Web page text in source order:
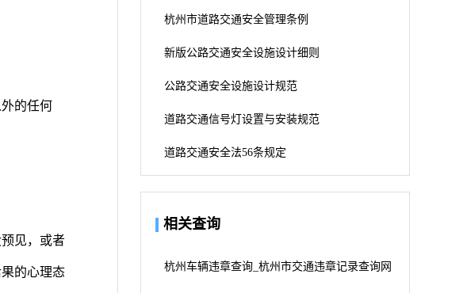
的任何
见，或者
的心理态
杭州市道路交通安全管理条例
新版公路交通安全设施设计细则
公路交通安全设施设计规范
道路交通信号灯设置与安装规范
道路交通安全法56条规定
相关查询
杭州车辆违章查询_杭州市交通违章记录查询网